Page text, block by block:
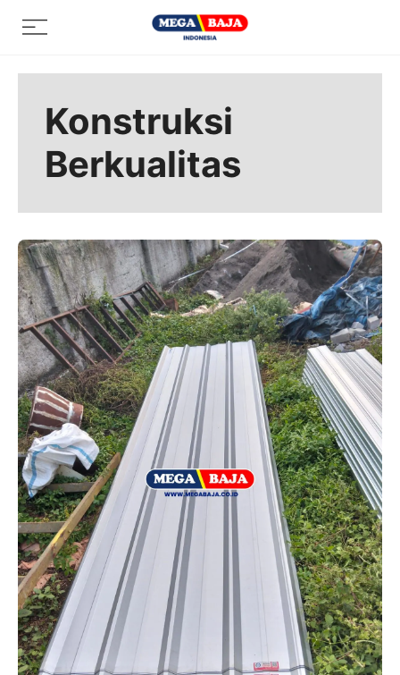
Menu
Konstruksi
Berkualitas